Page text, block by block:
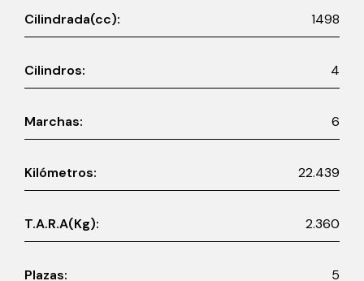
Cilindrada(cc): 1498
Cilindros: 4
Marchas: 6
Kilómetros: 22.439
T.A.R.A(Kg): 2.360
Plazas: 5